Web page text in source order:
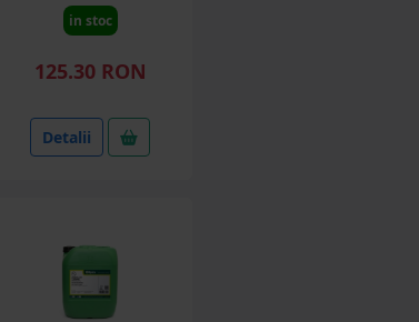
in stoc
125.30 RON
Detalii